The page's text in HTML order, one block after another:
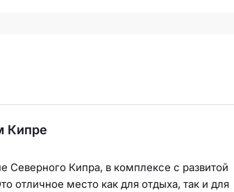
Кипре
Кипра, в комплексе с развитой
отличное место как для отдыха, так и для